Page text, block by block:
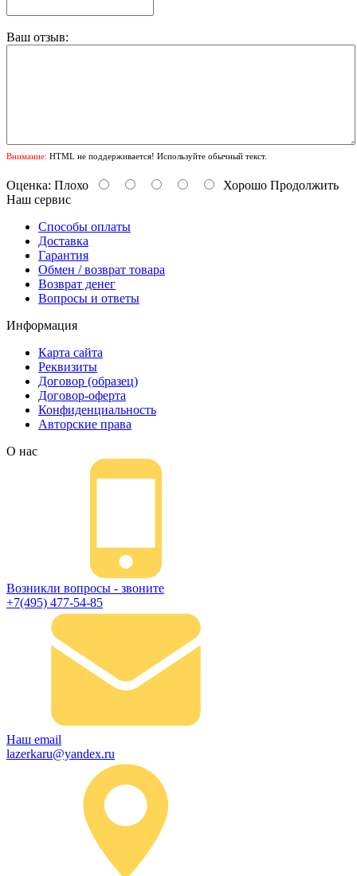
Ваш отзыв:
Внимание: HTML не поддерживается! Используйте обычный текст.
Оценка: Плохо Хорошо Продолжить
Наш сервис
Способы оплаты
Доставка
Гарантия
Обмен / возврат товара
Возврат денег
Вопросы и ответы
Информация
Карта сайта
Реквизиты
Договор (образец)
Договор-оферта
Конфиденциальность
Авторские права
О нас
Возникли вопросы - звоните
+7(495) 477-54-85
Наш email
lazerkaru@yandex.ru